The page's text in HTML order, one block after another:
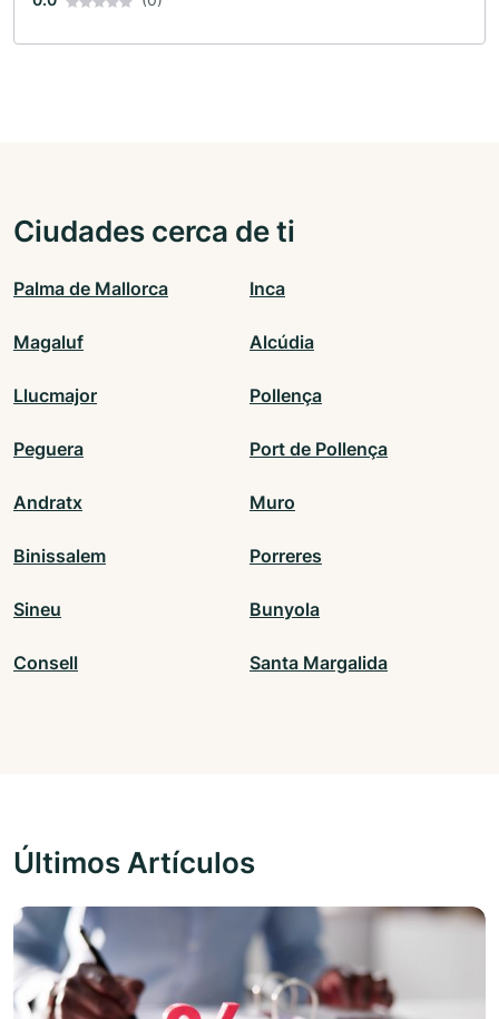
Ciudades cerca de ti
Palma de Mallorca Inca
Magaluf Alcúdia
Llucmajor Pollença
Peguera Port de Pollença
Andratx Muro
Binissalem Porreres
Sineu Bunyola
Consell Santa Margalida
Últimos Artículos